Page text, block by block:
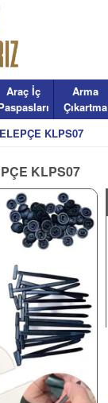
Araç İç
Arma
Çıkartma
KLPS07
KLPS07